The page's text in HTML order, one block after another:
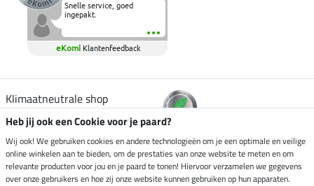
Snelle service, goed
ingepakt.
eKomi Klantenfeedback
Klimaatneutrale shop
Verzending per
Heb jij ook een Cookie voor je paard?
Wij ook! We gebruiken cookies en andere technologieën om je een optimale en veilige
online winkelen aan te bieden, om de prestaties van onze website te meten en om
relevante producten voor jou en je paard te tonen! Hiervoor verzamelen we gegevens
over onze gebruikers en hoe zij onze website kunnen gebruiken op hun apparaten.